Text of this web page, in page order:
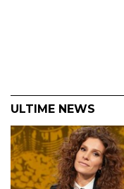
ULTIME NEWS